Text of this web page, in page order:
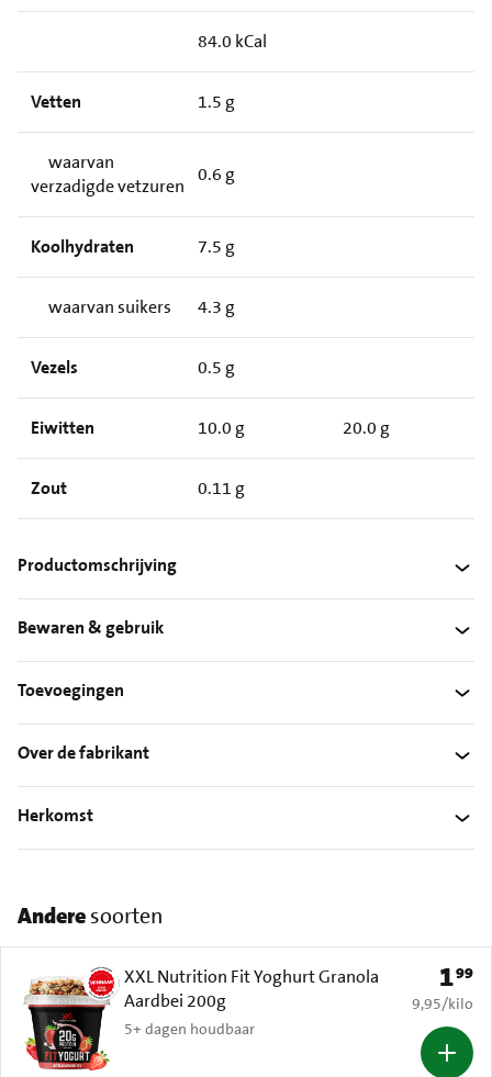
84.0 kCal
Vetten 1.5 g
waarvan
verzadigde vetzuren
0.6 g
Koolhydraten 7.5 g
waarvan suikers 4.3 g
Vezels 0.5 g
Eiwitten 10.0 g 20.0 g
Zout 0.11 g
Productomschrijving
Bewaren & gebruik
Toevoegingen
Over de fabrikant
Herkomst
Anderesoorten
XXL Nutrition Fit Yoghurt Granola
Aardbei 200g
5+ dagen houdbaar
Prijs:
199
€ 9,95 per
9,95/kilo